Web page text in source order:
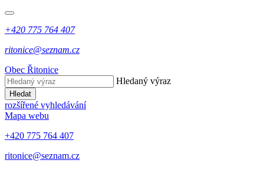
+420 775 764 407
ritonice@seznam.cz
Obec Řitonice
Hledaný výraz
Hledat
rozšířené vyhledávání
Mapa webu
+420 775 764 407
ritonice@seznam.cz